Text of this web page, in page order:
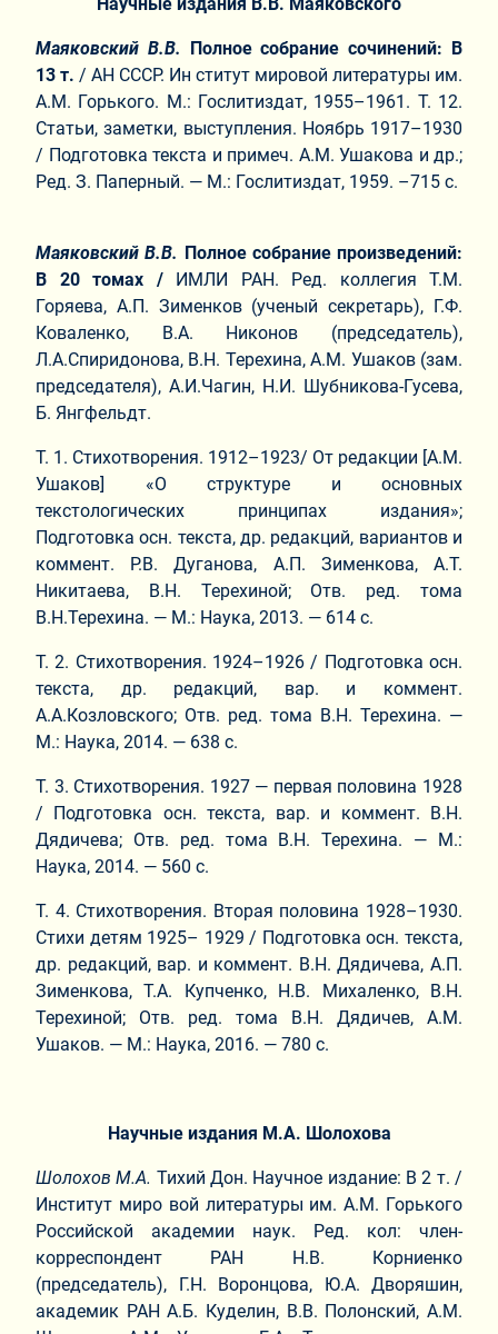
Маяковский В.В. Полное собрание сочинений: В
13 т. / АН СССР. Ин ститут мировой литературы им.
А.М. Горького. М.: Гослитиздат, 1955–1961. Т. 12.
Статьи, заметки, выступления. Ноябрь 1917–1930
/ Подготовка текста и примеч. А.М. Ушакова и др.;
Ред. З. Паперный. — М.: Гослитиздат, 1959. –715 с.
Маяковский В.В. Полное собрание произведений:
В 20 томах /ИМЛИ РАН. Ред. коллегия Т.М.
Горяева, А.П. Зименков (ученый секретарь), Г.Ф.
Коваленко, В.А. Никонов (председатель),
Л.А.Спиридонова, В.Н. Терехина, А.М. Ушаков (зам.
председателя), А.И.Чагин, Н.И. Шубникова-Гусева,
Б. Янгфельдт.
Т. 1. Стихотворения. 1912–1923/ От редакции [А.М.
Ушаков] «О структуре и основных
текстологических принципах издания»;
Подготовка осн. текста, др. редакций, вариантов и
коммент. Р.В. Дуганова, А.П. Зименкова, А.Т.
Никитаева, В.Н. Терехиной; Отв. ред. тома
В.Н.Терехина. — М.: Наука, 2013. — 614 с.
Т. 2. Стихотворения. 1924–1926 / Подготовка осн.
текста, др. редакций, вар. и коммент.
А.А.Козловского; Отв. ред. тома В.Н. Терехина. —
М.: Наука, 2014. — 638 с.
Т. 3. Стихотворения. 1927 — первая половина 1928
/ Подготовка осн. текста, вар. и коммент. В.Н.
Дядичева; Отв. ред. тома В.Н. Терехина. — М.:
Наука, 2014. — 560 с.
Т. 4. Стихотворения. Вторая половина 1928–1930.
Стихи детям 1925– 1929 / Подготовка осн. текста,
др. редакций, вар. и коммент. В.Н. Дядичева, А.П.
Зименкова, Т.А. Купченко, Н.В. Михаленко, В.Н.
Терехиной; Отв. ред. тома В.Н. Дядичев, А.М.
Ушаков. — М.: Наука, 2016. — 780 с.
Научные издания М.А. Шолохова
Шолохов М.А. Тихий Дон. Научное издание: В 2 т. /
Институт миро вой литературы им. А.М. Горького
Российской академии наук. Ред. кол: член-
корреспондент РАН Н.В. Корниенко
(председатель), Г.Н. Воронцова, Ю.А. Дворяшин,
академик РАН А.Б. Куделин, В.В. Полонский, А.М.